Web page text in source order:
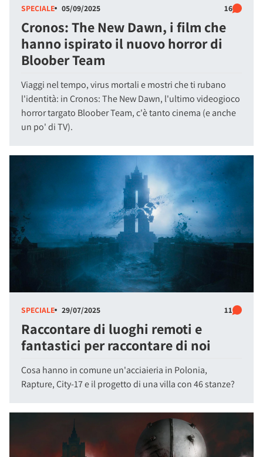
SPECIALE 05/09/2025 16
Cronos: The New Dawn, i film che
hanno ispirato il nuovo horror di
Bloober Team
Viaggi nel tempo, virus mortali e mostri che ti rubano
l'identità: in Cronos: The New Dawn, l'ultimo videogioco
horror targato Bloober Team, c'è tanto cinema (e anche
un po' di TV).
SPECIALE 29/07/2025 11
Raccontare di luoghi remoti e
fantastici per raccontare di noi
Cosa hanno in comune un'acciaieria in Polonia,
Rapture, City-17 e il progetto di una villa con 46 stanze?